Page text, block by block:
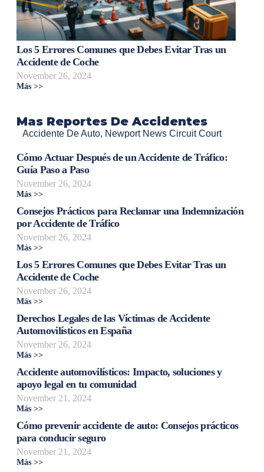
Los 5 Errores Comunes que Debes Evitar Tras un
Accidente de Coche
November 26, 2024
Más >>
Mas Reportes De Accidentes
Accidente De Auto, Newport News Circuit Court
Cómo Actuar Después de un Accidente de Tráfico:
Guía Paso a Paso
November 26, 2024
Más >>
Consejos Prácticos para Reclamar una Indemnización
por Accidente de Tráfico
November 26, 2024
Más >>
Los 5 Errores Comunes que Debes Evitar Tras un
Accidente de Coche
November 26, 2024
Más >>
Derechos Legales de las Víctimas de Accidente
Automovilísticos en España
November 26, 2024
Más >>
Accidente automovilísticos: Impacto, soluciones y
apoyo legal en tu comunidad
November 21, 2024
Más >>
Cómo prevenir accidente de auto: Consejos prácticos
para conducir seguro
November 21, 2024
Más >>